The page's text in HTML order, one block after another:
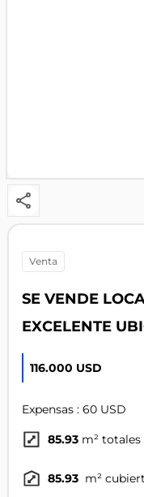
venta
SE VENDE
EXCELENTE
116.000 USD
Expensas : 60 USD
85.93 m² totales
85.93 m²